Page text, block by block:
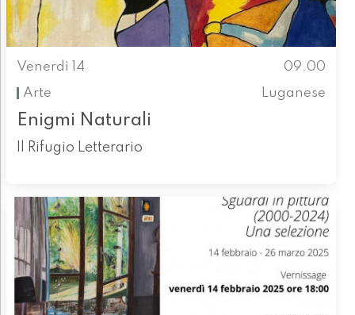
Venerdì 14
09.00
Arte
Luganese
Enigmi Naturali
Il Rifugio Letterario